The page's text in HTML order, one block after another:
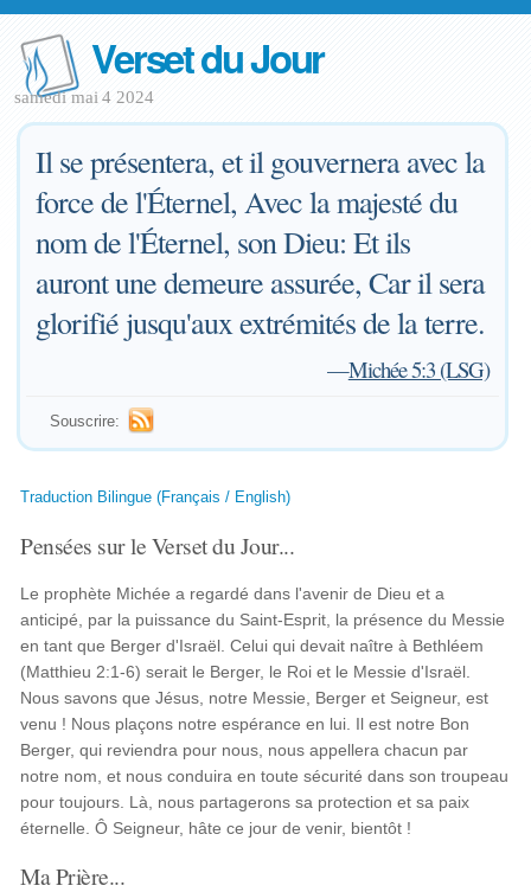
Verset du Jour
samedi mai 4 2024
Il se présentera, et il gouvernera avec la
force de l'Éternel, Avec la majesté du
nom de l'Éternel, son Dieu: Et ils
auront une demeure assurée, Car il sera
glorifié jusqu'aux extrémités de la terre.
—Michée 5:3 (LSG)
Souscrire:
Traduction Bilingue (Français / English)
Pensées sur le Verset du Jour...
Le prophète Michée a regardé dans l'avenir de Dieu et a
anticipé, par la puissance du Saint-Esprit, la présence du Messie
en tant que Berger d'Israël. Celui qui devait naître à Bethléem
(Matthieu 2:1-6) serait le Berger, le Roi et le Messie d'Israël.
Nous savons que Jésus, notre Messie, Berger et Seigneur, est
venu ! Nous plaçons notre espérance en lui. Il est notre Bon
Berger, qui reviendra pour nous, nous appellera chacun par
notre nom, et nous conduira en toute sécurité dans son troupeau
pour toujours. Là, nous partagerons sa protection et sa paix
éternelle. Ô Seigneur, hâte ce jour de venir, bientôt !
Ma Prière...